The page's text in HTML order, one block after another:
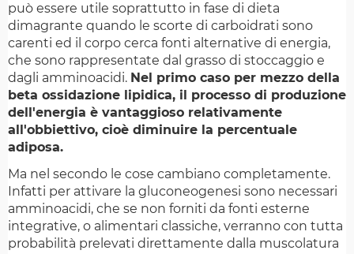
può essere utile soprattutto in fase di dieta
dimagrante quando le scorte di carboidrati sono
carenti ed il corpo cerca fonti alternative di energia,
che sono rappresentate dal grasso di stoccaggio e
dagli amminoacidi. Nel primo caso per mezzo della
beta ossidazione lipidica, il processo di produzione
dell'energia è vantaggioso relativamente
all'obbiettivo, cioè diminuire la percentuale
adiposa.
Ma nel secondo le cose cambiano completamente.
Infatti per attivare la gluconeogenesi sono necessari
amminoacidi, che se non forniti da fonti esterne
integrative, o alimentari classiche, verranno con tutta
probabilità prelevati direttamente dalla muscolatura